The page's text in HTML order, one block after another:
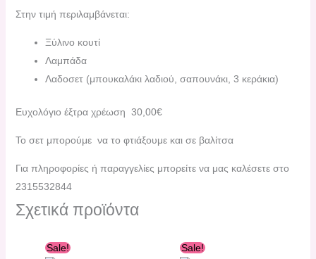
Στην τιμή περιλαμβάνεται:
Ξύλινο κουτί
Λαμπάδα
Λαδοσετ (μπουκαλάκι λαδιού, σαπουνάκι, 3 κεράκια)
Ευχολόγιο έξτρα χρέωση 30,00€
Το σετ μπορούμε να το φτιάξουμε και σε βαλίτσα
Για πληροφορίες ή παραγγελίες μπορείτε να μας καλέσετε στο
2315532844
Σχετικά προϊόντα
Sale! Sale!